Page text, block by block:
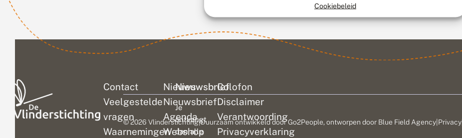
Cookiebeleid
Contact
Veelgestelde
vragen
Waarnemingen
Nieuws
Nieuwsbrief
Agenda
Webshop
Colofon
Disclaimer
Verantwoording
Privacyverklaring
Nieuwsbrief
Je
ontvangt
dan alle
© 2026 Vlinderstichting|Duurzaam ontwikkeld doorGo2People, ontworpen door Blue Field Agency Privacy